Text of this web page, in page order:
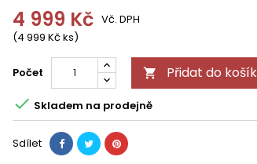
4 999 Kč
(4 999 Kč ks)
Vč. DPH
Počet  Přidat do
 Skladem na prodejně
Sdílet